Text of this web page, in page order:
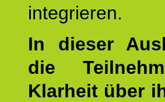
integrieren.
In dieser
die
Klarheit über